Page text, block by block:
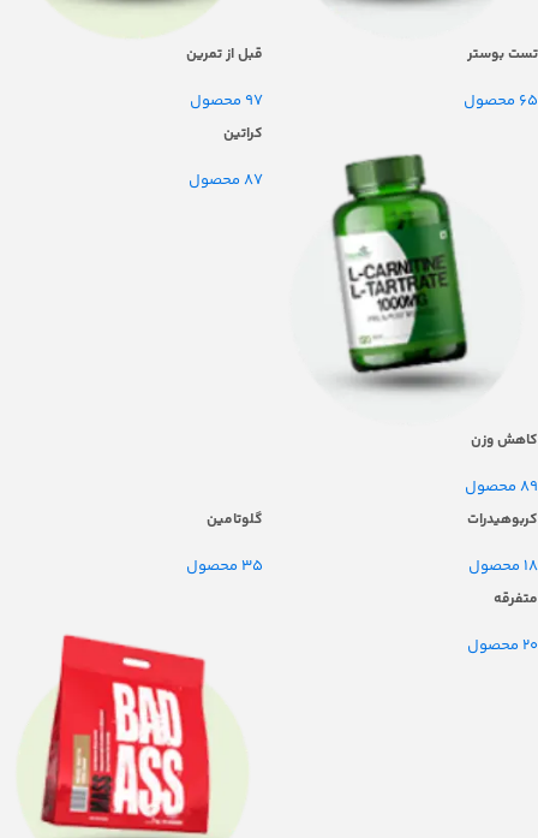
تست بوستر
65 محصول
قبل از تمرین
97 محصول
کاهش وزن
89 محصول
کراتین
87 محصول
کربوهیدرات
18 محصول
گلوتامین
35 محصول
متفرقه
20 محصول